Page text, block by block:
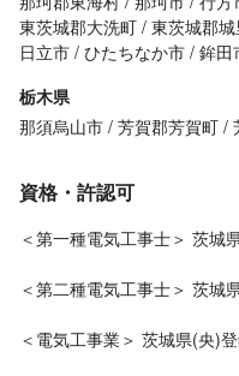
東茨城郡大洗町 東茨城郡
日立市 ひたちなか市 鉾田
栃木県
那須烏山市 芳賀郡芳賀町
資格・許認可
＜第一種電気工事士＞ 茨城
＜第二種電気工事士＞ 茨城
＜電気工事業＞ 茨城県(央)